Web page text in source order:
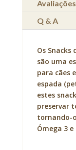
Q & A
Os Snacks
são uma
para cães
espada
estes
preservar
tornando-
Ómega 3 e